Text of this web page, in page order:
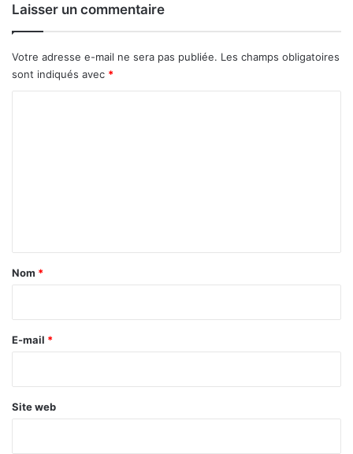
Laisser un commentaire
Votre adresse e-mail ne sera pas publiée. Les champs obligatoires
sont indiqués avec *
a
e
Nom *
E-mail *
Site web